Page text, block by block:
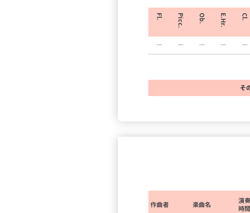
Fl. Picc. Ob. E.Hr. Cl.
そ
作曲者 楽曲名
演奏
時間